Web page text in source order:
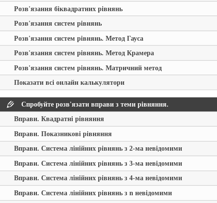
Розв'язання біквадратних рівнянь
Розв'язання систем рівнянь
Розв'язання систем рівнянь. Метод Гауса
Розв'язання систем рівнянь. Метод Крамера
Розв'язання систем рівнянь. Матричний метод
Показати всі онлайн калькулятори
Спробуйте розв'язати вправи з теми рівняння.
Вправи. Квадратні рівняння
Вправи. Показникові рівняння
Вправи. Система лінійних рівнянь з 2-ма невідомими
Вправи. Система лінійних рівнянь з 3-ма невідомими
Вправи. Система лінійних рівнянь з 4-ма невідомими
Вправи. Система лінійних рівнянь з n невідомими